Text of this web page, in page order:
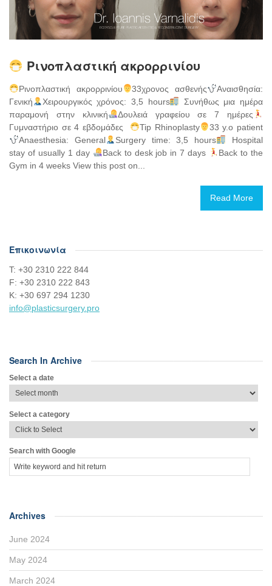
Ρινοπλαστική ακρορρινίου
Ρινοπλαστική ακρορρινίου 33χρονος ασθενής
Αναισθησία:
Γενική
Χειρουργικός χρόνος: 3,5 hours
Συνήθως μια ημέρα
παραμονή στην κλινική
Δουλειά γραφείου σε 7 ημέρες
Γυμναστήριο σε 4 εβδομάδες
Tip Rhinoplasty
33 y.o patient
Anaesthesia: General
Surgery time: 3,5 hours
Hospital
stay of usually 1 day
Back to desk job in 7 days
Back to the
Gym in 4 weeks View this post on...
Read More
Επικοινωνία
Τ: +30 2310 222 844
F: +30 2310 222 843
Κ: +30 697 294 1230
info@plasticsurgery.pro
Search In Archive
Select a date
Select a category
Search with Google
Archives
June 2024
May 2024
March 2024